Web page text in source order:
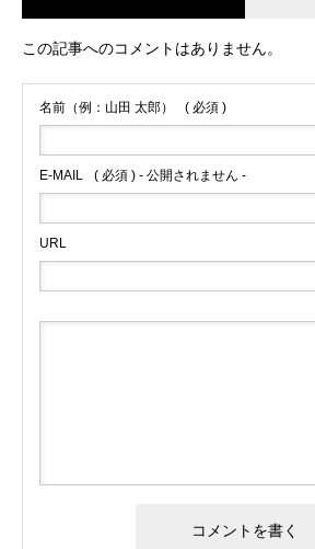
この記事へのコメントはありません。
名前（例：山田 太郎） ( 必須 )
E-MAIL ( 必須 ) - 公開されません -
URL